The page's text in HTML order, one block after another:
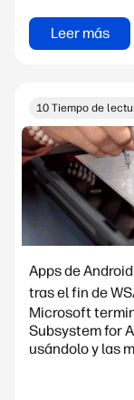
Leer más
10 Tiempo de
Apps de
tras el fin de
Microsoft
Subsystem for
usándolo y las